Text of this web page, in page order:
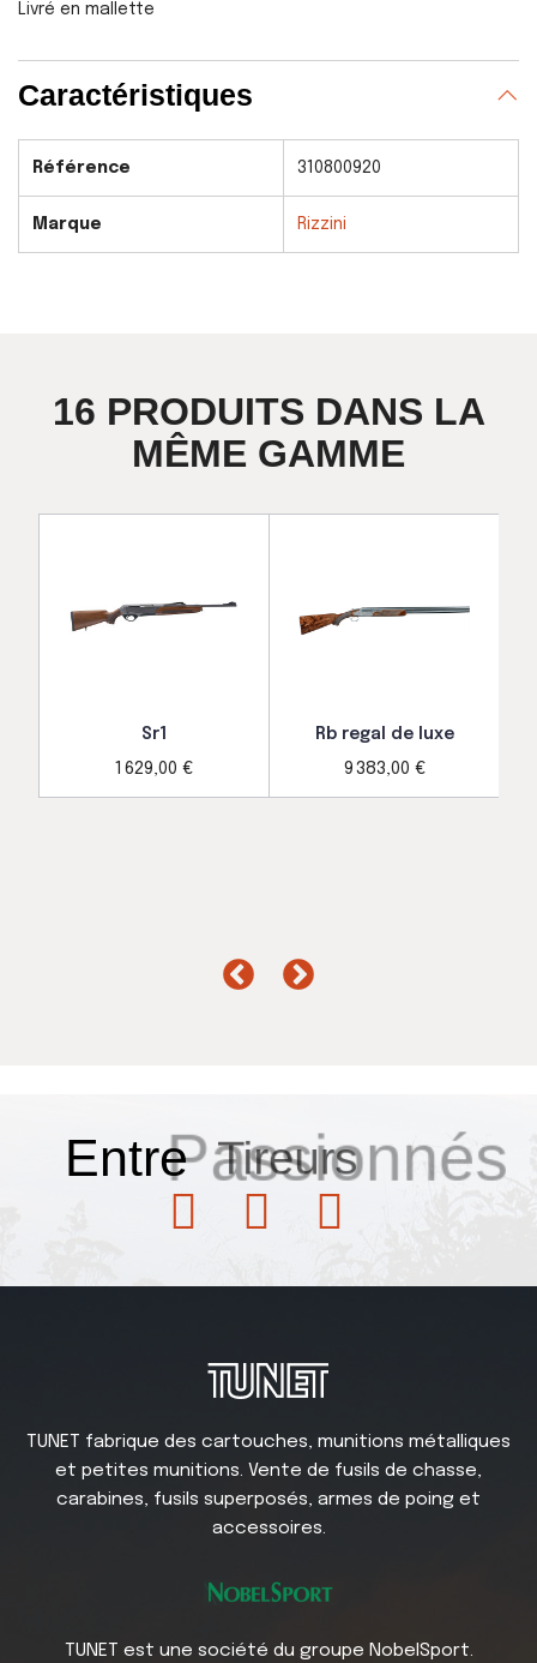
Livré en mallette
Caractéristiques
Référence 310800920
Marque Rizzini
16 PRODUITS DANS LA
MÊME GAMME
Sr1
1 629,00 €
Rb regal de luxe
9 383,00 €
Entre Tireurs
Passionnés
TUNET fabrique des cartouches, munitions métalliques
et petites munitions. Vente de fusils de chasse,
carabines, fusils superposés, armes de poing et
accessoires.
TUNET est une société du groupe NobelSport.